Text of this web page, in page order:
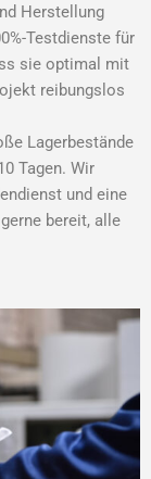
Herstellung
Testdienste für
sie optimal mit
reibungslos
Lagerbestände
Tagen. Wir
und eine
bereit, alle